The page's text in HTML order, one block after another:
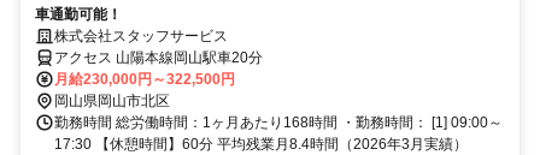
車通勤可能！
株式会社スタッフサービス
アクセス 山陽本線岡山駅車20分
月給230,000円～322,500円
岡山県岡山市北区
勤務時間 総労働時間：1ヶ月あたり168時間 ・勤務時間： [1] 09:00～
17:30 【休憩時間】60分 平均残業月8.4時間（2026年3月実績）